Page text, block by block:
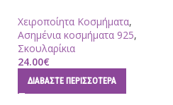
Χειροποίητα Κοσμήματα,
Ασημένια κοσμήματα 925,
Σκουλαρίκια
24.00€
ΔΙΑΒΆΣΤΕ ΠΕΡΙΣΣΌΤΕΡΑ